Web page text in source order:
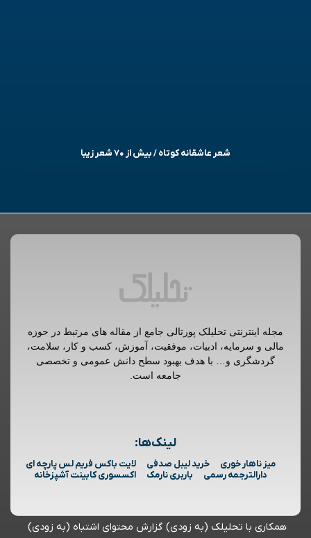
شعر عاشقانه کوتاه / بیش از ۷۰ شعر زیبا
مجله اینترنتی تحلیلک پورتالی جامع از مقاله های مرتبط در حوزه
مالی و سرمایه، ادبیات، موفقیت، آموزش، کسب و کار، سلامت،
گردشگری و… با هدف بهبود سطح دانش عمومی و تخصصی
جامعه است.
لینک‌ها:
میز ناهار خوری خرید لیبل صدفی
لایت باکس فریم لس پارچه ای
دارالترجمه رسمی
باربری نارمک اکسسوری کابینت آشپزخانه
همکاری با تحلیلک (به زودی) گزارش محتوای اشتباه (به زودی)